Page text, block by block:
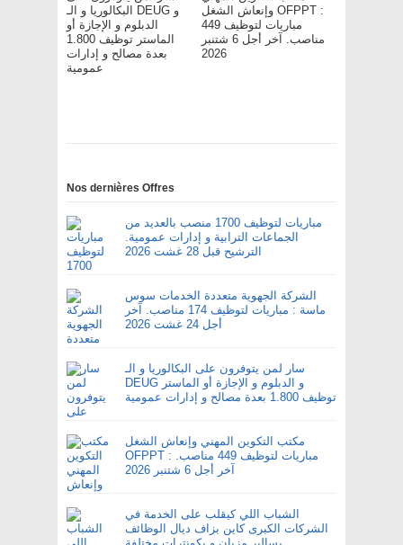
البكالوريا و الـ DEUG و
الدبلوم و الإجازة أو
الماستر توظيف 1.800
بعدة مصالح و إدارات
عمومية
وإنعاش الشغل OFPPT :
مباريات لتوظيف 449
مناصب. آخر أجل 6 شتنبر
2026
Nos dernières Offres
مباريات لتوظيف 1700 منصب بالعديد من
الجماعات الترابية و إدارات عمومية.
الترشيح قبل 28 غشت 2026
الشركة الجهوية متعددة الخدمات سوس
ماسة : مباريات لتوظيف 174 مناصب. آخر
أجل 24 غشت 2026
سار لمن يتوفرون على البكالوريا و الـ
DEUG و الدبلوم و الإجازة أو الماستر
توظيف 1.800 بعدة مصالح و إدارات عمومية
مكتب التكوين المهني وإنعاش الشغل
OFPPT : مباريات لتوظيف 449 مناصب.
آخر أجل 6 شتنبر 2026
الشباب اللي كيقلب على الخدمة في
الشركات الكبرى كاين بزاف ديال الوظائف